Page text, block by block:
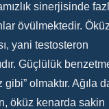
sinerjisinde
övülmektedir.
yani testosteron
Güçlülük
olmaktır. Ağıla
öküz kenarda sakin